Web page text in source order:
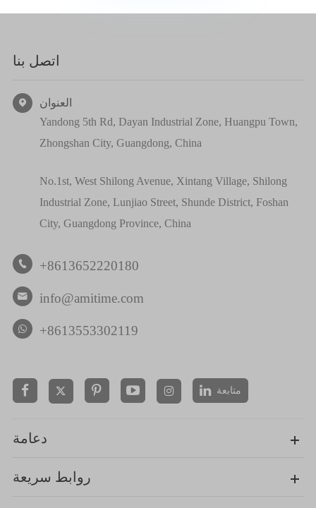
اتصل بنا

العنوان
Yandong 5th Rd, Dayan Industrial Zone, Huangpu Town,
Zhongshan City, Guangdong, China
No.1st, West Shilong Avenue, Xintang Village, Shilong
Industrial Zone, Lunjiao Street, Shunde District, Foshan
City, Guangdong Province, China
 +8613652220180
 info@amitime.com
+8613553302119
  متابعة
دعامة
روابط سريعة